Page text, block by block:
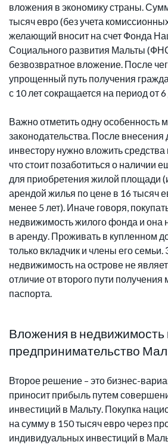
вложения в экономику страны.
тысяч евро (без учета
желающий вносит на счет Фонда
Социального развития Мальты
безвозвратное вложение. После
упрощенный путь получения
с 10 лет сокращается на период от 6
Важно отметить одну особенность
законодательства. После
инвестору нужно вложить средства
что стоит позаботиться о наличии
для приобретения жилой площади
арендой жилья по цене в 16 тысяч
менее 5 лет). Иначе говоря,
недвижимость жилого фонда и она
в аренду. Проживать в купленном
только вкладчик и члены его семьи.
недвижимость на острове не
отличие от второго пути получения
паспорта.
Вложения в недвижимость
предпринимательство
Второе решение – это бизнес-
приносит прибыль путем
инвестиций в Мальту. Покупка
на сумму в 150 тысяч евро через
индивидуальных инвестиций в